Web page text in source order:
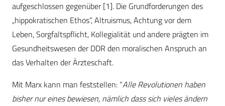
aufgeschlossen gegenüber [1]. Die Grundforderungen des
„hippokratischen Ethos“, Altruismus, Achtung vor dem
Leben, Sorgfaltspflicht, Kollegialität und andere prägten im
Gesundheitswesen der DDR den moralischen Anspruch an
das Verhalten der Ärzteschaft.
Mit Marx kann man feststellen: “Alle Revolutionen haben
bisher nur eines bewiesen, nämlich dass sich vieles ändern